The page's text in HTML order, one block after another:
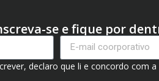
se e fique por
declaro que li e concordo com a